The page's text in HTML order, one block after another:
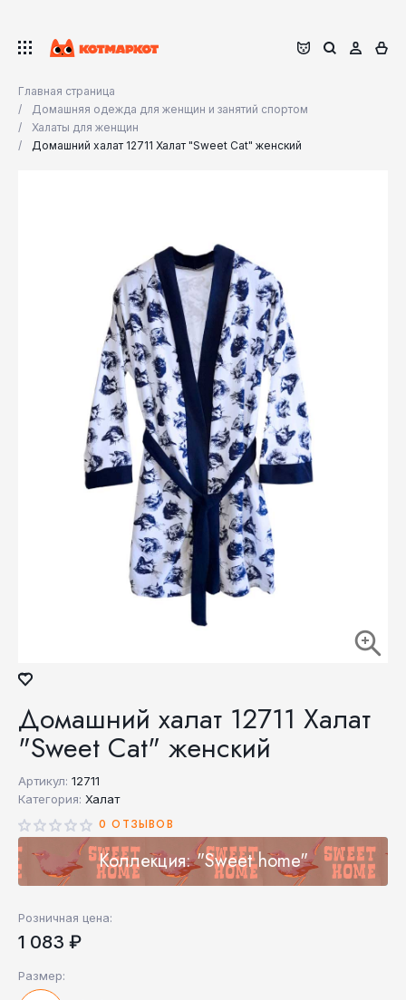
Главная страница
Домашняя одежда для женщин и занятий спортом
Халаты для женщин
Домашний халат 12711 Халат "Sweet Cat" женский
Домашний халат 12711 Халат
"Sweet Cat" женский
Артикул: 12711
Категория: Халат
0 ОТЗЫВОВ
Коллекция: "Sweet home"
Розничная цена:
1 083 ₽
Размер: